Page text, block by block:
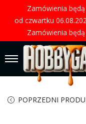
Zamówienia
od czwartku
Zamówienia
POPRZEDNI